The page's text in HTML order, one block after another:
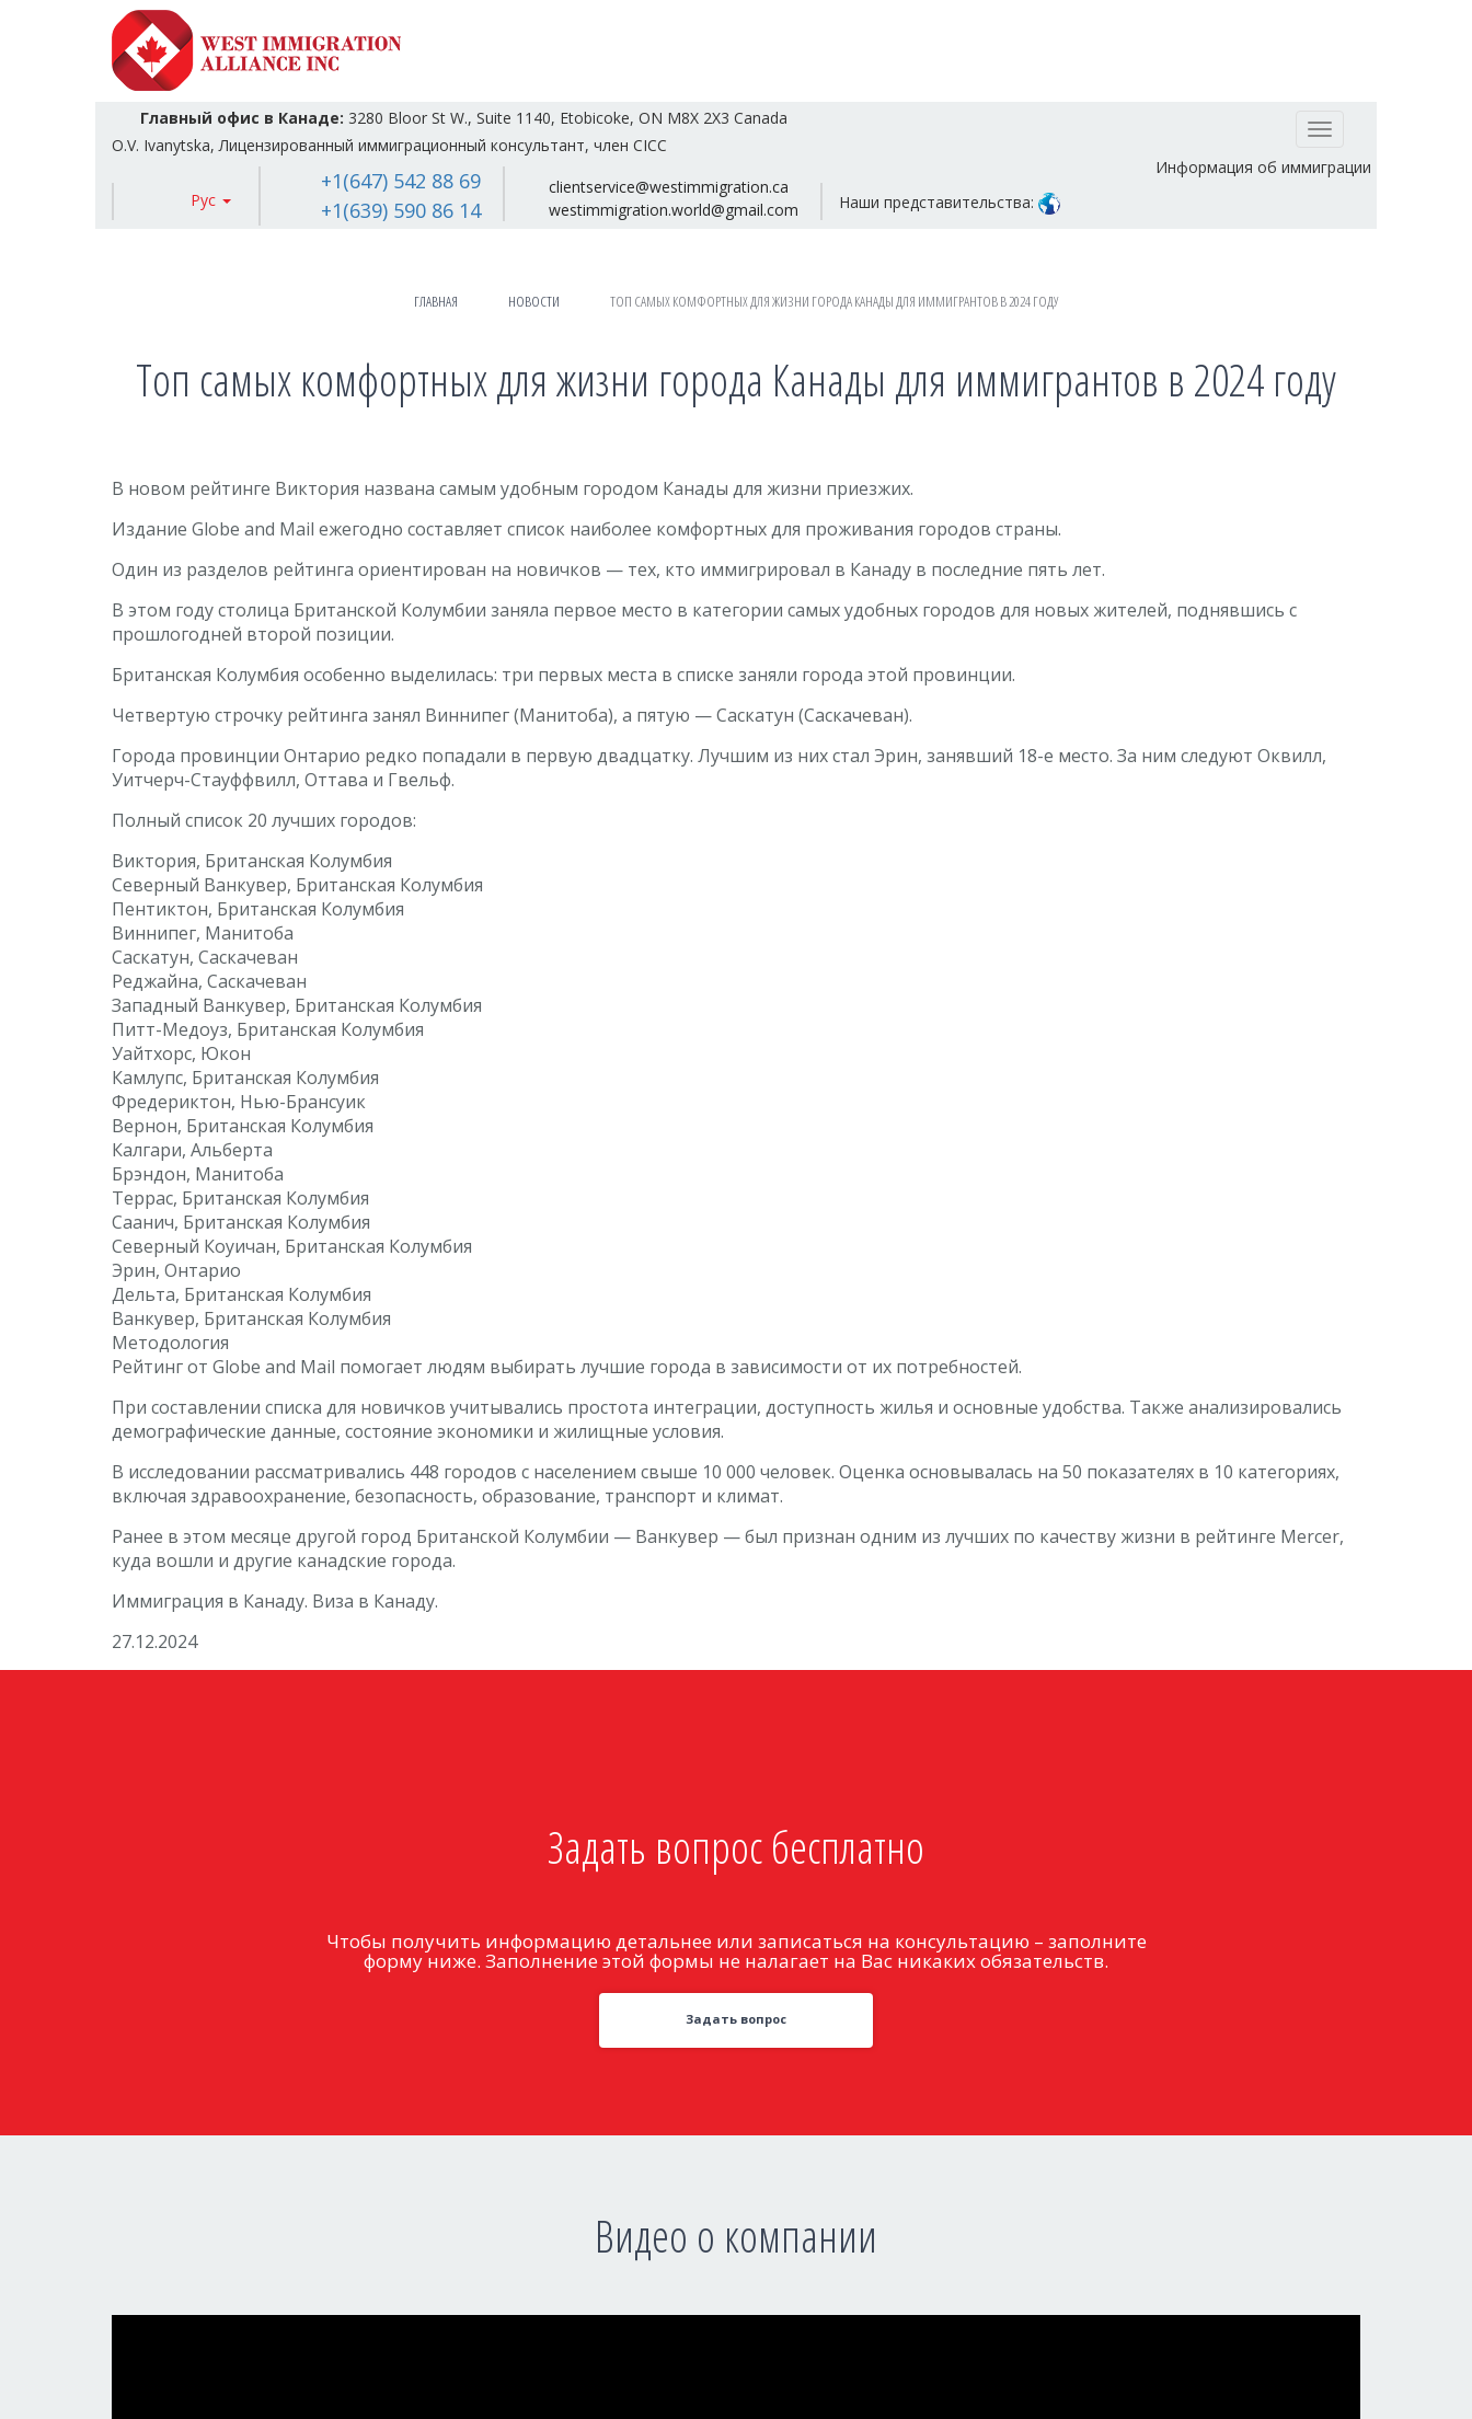
Главный офис в Канаде: 3280 Bloor St W., Suite 1140, Etobicoke, ON M8X 2X3 Canada
O.V. Ivanytska, Лицензированный иммиграционный консультант, член CICC
Toggle
Информация об иммиграции
Рус
+1(647) 542 88 69
+1(639) 590 86 14
clientservice@westimmigration.ca
westimmigration.world@gmail.com
Наши представительства:
ГЛАВНАЯ НОВОСТИ ТОП САМЫХ КОМФОРТНЫХ ДЛЯ ЖИЗНИ ГОРОДА КАНАДЫ ДЛЯ ИММИГРАНТОВ В 2024 ГОДУ
Топ самых комфортных для жизни города Канады для иммигрантов в 2024 году
В новом рейтинге Виктория названа самым удобным городом Канады для жизни приезжих.
Издание Globe and Mail ежегодно составляет список наиболее комфортных для проживания городов страны.
Один из разделов рейтинга ориентирован на новичков — тех, кто иммигрировал в Канаду в последние пять лет.
В этом году столица Британской Колумбии заняла первое место в категории самых удобных городов для новых жителей, поднявшись с
прошлогодней второй позиции.
Британская Колумбия особенно выделилась: три первых места в списке заняли города этой провинции.
Четвертую строчку рейтинга занял Виннипег (Манитоба), а пятую — Саскатун (Саскачеван).
Города провинции Онтарио редко попадали в первую двадцатку. Лучшим из них стал Эрин, занявший 18-е место. За ним следуют Оквилл,
Уитчерч-Стауффвилл, Оттава и Гвельф.
Полный список 20 лучших городов:
Виктория, Британская Колумбия
Северный Ванкувер, Британская Колумбия
Пентиктон, Британская Колумбия
Виннипег, Манитоба
Саскатун, Саскачеван
Реджайна, Саскачеван
Западный Ванкувер, Британская Колумбия
Питт-Медоуз, Британская Колумбия
Уайтхорс, Юкон
Камлупс, Британская Колумбия
Фредериктон, Нью-Брансуик
Вернон, Британская Колумбия
Калгари, Альберта
Брэндон, Манитоба
Террас, Британская Колумбия
Саанич, Британская Колумбия
Северный Коуичан, Британская Колумбия
Эрин, Онтарио
Дельта, Британская Колумбия
Ванкувер, Британская Колумбия
Методология
Рейтинг от Globe and Mail помогает людям выбирать лучшие города в зависимости от их потребностей.
При составлении списка для новичков учитывались простота интеграции, доступность жилья и основные удобства. Также анализировались
демографические данные, состояние экономики и жилищные условия.
В исследовании рассматривались 448 городов с населением свыше 10 000 человек. Оценка основывалась на 50 показателях в 10 категориях,
включая здравоохранение, безопасность, образование, транспорт и климат.
Ранее в этом месяце другой город Британской Колумбии — Ванкувер — был признан одним из лучших по качеству жизни в рейтинге Mercer,
куда вошли и другие канадские города.
Иммиграция в Канаду. Виза в Канаду.
27.12.2024
Задать вопрос бесплатно
Чтобы получить информацию детальнее или записаться на консультацию – заполните
форму ниже. Заполнение этой формы не налагает на Вас никаких обязательств.
Задать вопрос
Видео о компании